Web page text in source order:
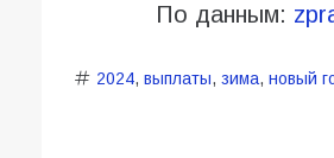
По данным:
2024, выплаты, зима, новый